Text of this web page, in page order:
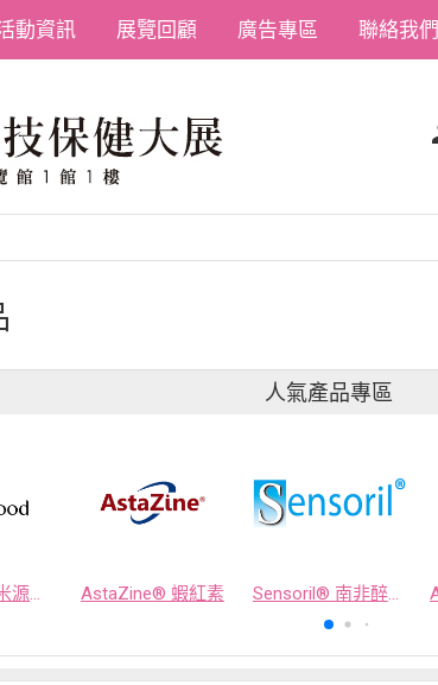
動資訊 展覽回顧 廣告專區 聯絡我們
人氣產品專區
MagGood® 米源鎂® 米糠濃縮物 AstaZine® 蝦紅素 Sensoril® 南非醉茄萃取物